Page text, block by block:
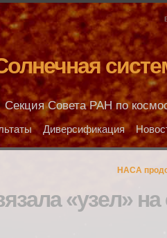
Секция Совета РАН по
Диверсификация
НАСА
«узел»